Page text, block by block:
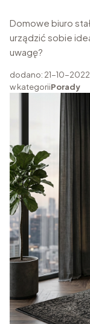
Domowe biuro
urządzić sobie
uwagę?
dodano: 21-10-2022
w kategoriiPorady